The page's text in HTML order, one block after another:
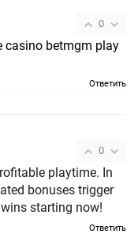
0
casino betmgm play
Ответить
0
playtime. In
bonuses trigger
starting now!
Ответить